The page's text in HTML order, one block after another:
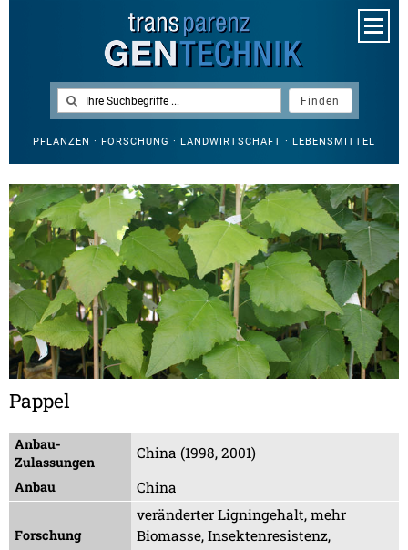
PFLANZEN · FORSCHUNG · LANDWIRTSCHAFT · LEBENSMITTEL
Pappel
Anbau-
Zulassungen
China (1998, 2001)
Anbau China
Forschung
veränderter Ligningehalt, mehr
Biomasse, Insektenresistenz,